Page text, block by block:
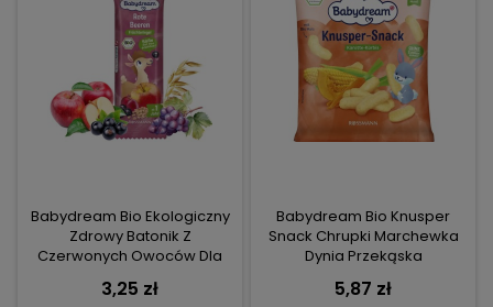
Babydream Bio Ekologiczny
Zdrowy Batonik Z
Czerwonych Owoców Dla
3,25 zł
Babydream Bio Knusper
Snack Chrupki Marchewka
Dynia Przekąska
5,87 zł